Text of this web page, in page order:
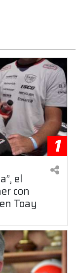
1
el
con
Toay